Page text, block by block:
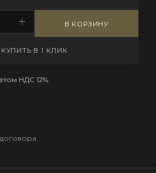
В КОРЗИНУ
КУПИТЬ В 1 КЛИК
НДС 12%